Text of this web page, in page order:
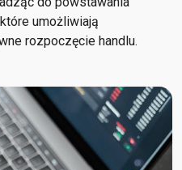
umożliwiają
rozpoczęcie handlu.